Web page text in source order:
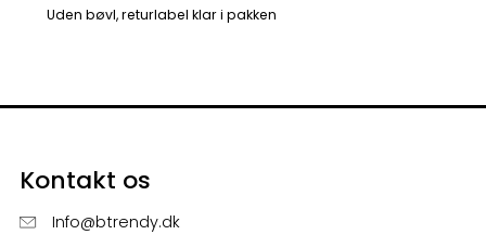
Uden bøvl, returlabel klar i pakken
Kontakt os
Info@btrendy.dk